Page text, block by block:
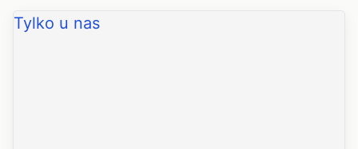
Tylko u nas